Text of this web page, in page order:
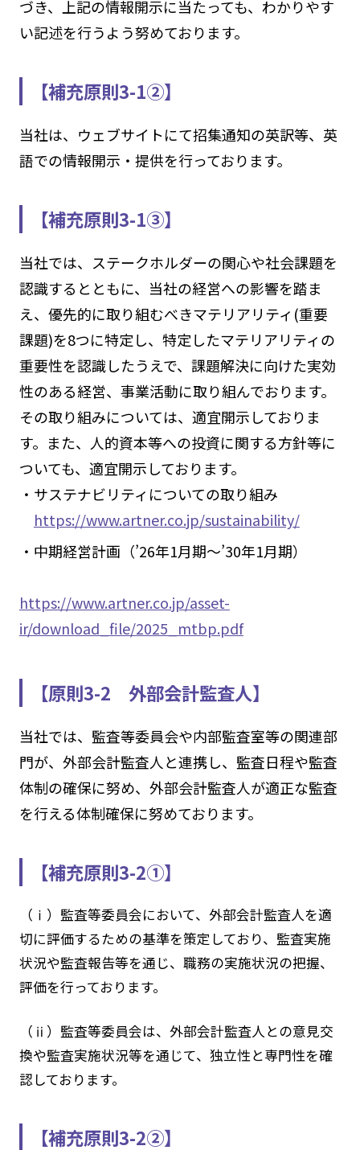
づき、上記の情報開示に当たっても、わかりやす
い記述を行うよう努めております。
【補充原則3-1②】
当社は、ウェブサイトにて招集通知の英訳等、英
語での情報開示・提供を行っております。
【補充原則3-1③】
当社では、ステークホルダーの関心や社会課題を
認識するとともに、当社の経営への影響を踏ま
え、優先的に取り組むべきマテリアリティ(重要
課題)を8つに特定し、特定したマテリアリティの
重要性を認識したうえで、課題解決に向けた実効
性のある経営、事業活動に取り組んでおります。
その取り組みについては、適宜開示しておりま
す。また、人的資本等への投資に関する方針等に
ついても、適宜開示しております。
・サステナビリティについての取り組み
https://www.artner.co.jp/sustainability/
・中期経営計画（’26年1月期～’30年1月期）
https://www.artner.co.jp/asset-
ir/download_file/2025_mtbp.pdf
【原則3-2 外部会計監査人】
当社では、監査等委員会や内部監査室等の関連部
門が、外部会計監査人と連携し、監査日程や監査
体制の確保に努め、外部会計監査人が適正な監査
を行える体制確保に努めております。
【補充原則3-2①】
（ⅰ）監査等委員会において、外部会計監査人を適
切に評価するための基準を策定しており、監査実施
状況や監査報告等を通じ、職務の実施状況の把握、
評価を行っております。
（ⅱ）監査等委員会は、外部会計監査人との意見交
換や監査実施状況等を通じて、独立性と専門性を確
認しております。
【補充原則3-2②】